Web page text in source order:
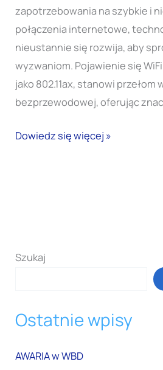
zapotrzebowania na szybkie i
połączenia internetowe,
nieustannie się rozwija, aby
wyzwaniom. Pojawienie się
jako 802.11ax, stanowi
bezprzewodowej, oferując
Zmienia
Zasady
Gry?
Dowiedz się więcej »
Szukaj
Ostatnie wpisy
AWARIA w WBD